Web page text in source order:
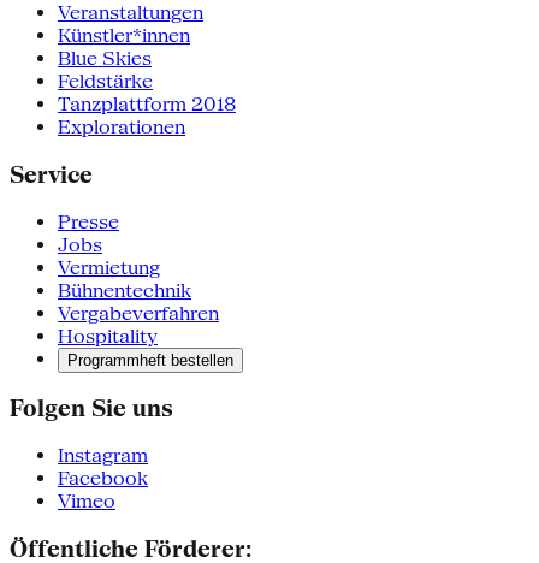
Veranstaltungen
Künstler*innen
Blue Skies
Feldstärke
Tanzplattform 2018
Explorationen
Service
Presse
Jobs
Vermietung
Bühnentechnik
Vergabeverfahren
Hospitality
Programmheft bestellen
Folgen Sie uns
Instagram
Facebook
Vimeo
Öffentliche Förderer: